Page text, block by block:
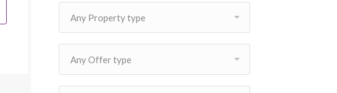
Any Property type
Any Offer type